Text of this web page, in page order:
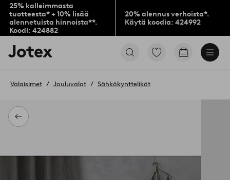
25% kalleimmasta
tuotteesta* + 10% lisää
alennetuista hinnoista**.
Koodi: 424882
20% alennus verhoista*.
Käytä koodia: 424992
Jotex-
logo
aloitussivulle
Siirry
Siirry
Takaisin
Valaisimet Jouluvalot Sähkökyntteliköt